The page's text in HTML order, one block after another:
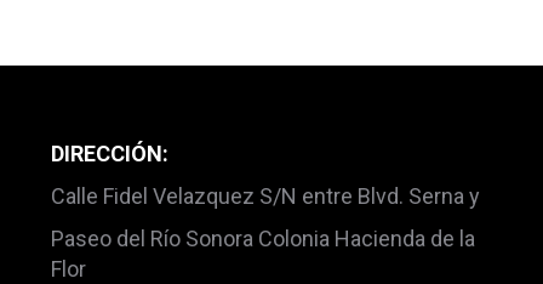
DIRECCIÓN:
Calle Fidel Velazquez S/N entre Blvd. Serna y
Paseo del Río Sonora Colonia Hacienda de la
Flor